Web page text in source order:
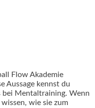
Flow Akademie
Aussage kennst du
bei Mentaltraining. Wenn
wie sie zum